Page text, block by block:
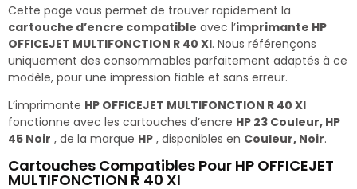
Cette page vous permet de trouver rapidement la
cartouche d’encre compatible avec l’imprimante HP
OFFICEJET MULTIFONCTION R 40 XI. Nous référençons
uniquement des consommables parfaitement adaptés à ce
modèle, pour une impression fiable et sans erreur.
L’imprimante HP OFFICEJET MULTIFONCTION R 40 XI
fonctionne avec les cartouches d’encre HP 23 Couleur, HP
45 Noir , de la marque HP , disponibles en Couleur, Noir.
Cartouches Compatibles Pour HP OFFICEJET
MULTIFONCTION R 40 XI